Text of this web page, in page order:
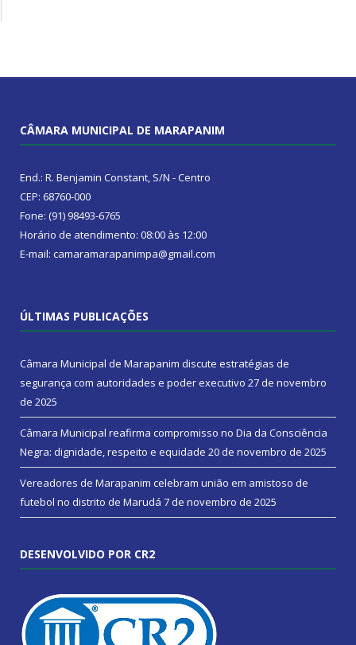
CÂMARA MUNICIPAL DE MARAPANIM
End.: R. Benjamin Constant, S/N - Centro
CEP: 68760-000
Fone: (91) 98493-6765
Horário de atendimento: 08:00 às 12:00
E-mail: camaramarapanimpa@gmail.com
ÚLTIMAS PUBLICAÇÕES
Câmara Municipal de Marapanim discute estratégias de
segurança com autoridades e poder executivo 27 de novembro
de 2025
Câmara Municipal reafirma compromisso no Dia da Consciência
Negra: dignidade, respeito e equidade 20 de novembro de 2025
Vereadores de Marapanim celebram união em amistoso de
futebol no distrito de Marudá 7 de novembro de 2025
DESENVOLVIDO POR CR2